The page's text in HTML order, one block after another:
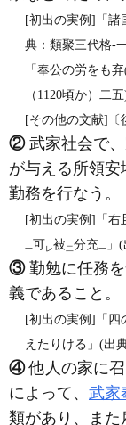
[初出の実例]「諸
典：類聚三代格‐
「奉公の労をも弃
（1120頃か）二
[その他の文献]〔
②武家社会で
が与える所領安
勤務を行なう。
[初出の実例]「右
一可レ被二分充一 」
③勤勉に任務
義であること。
[初出の実例]「四
えたりける」(出
④他人の家に
によって、 武家
類があり、また